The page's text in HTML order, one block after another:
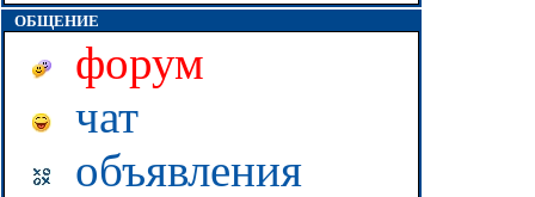
ОБЩЕНИЕ
форум
чат
объявления